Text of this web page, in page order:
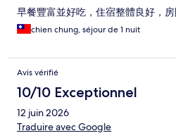
早餐豐富並好吃，住宿整體良好，房
chien chung, séjour de 1 nuit
Avis vérifié
10/10 Exceptionnel
12 juin 2026
Traduire avec Google